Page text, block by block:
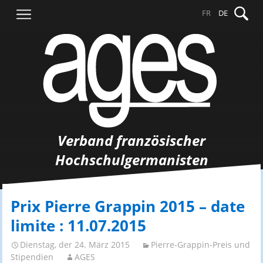
Inhalt
nach:
FR DE
Verband französischer
Hochschulgermanisten
Prix Pierre Grappin 2015 – date
limite : 11.07.2015
Dienstag, der 24. März 2015
Pierre-Grappin-Preis und
Stipendien
AGES